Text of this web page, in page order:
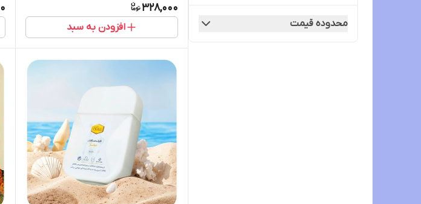
شمعدانی
محدوده قیمت
328,000
افزودن به سبد